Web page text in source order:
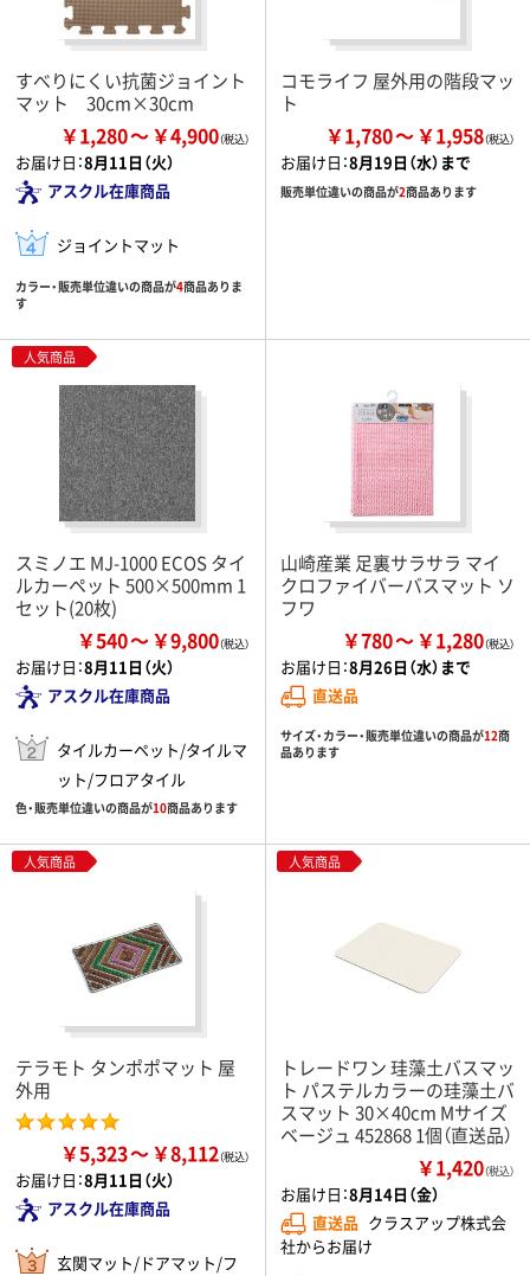
すべりにくい抗菌ジョイント
マット 30cm×30cm
￥1,280 ￥4,900
お届け日：8月11日（火）
アスクル在庫商品
ジョイントマット
カラー・販売単位違いの商品が4商品ありま
す
コモライフ 屋外用の階段マッ
ト
￥1,780 ￥1,958
お届け日：8月19日（水）まで
販売単位違いの商品が2商品あります
人気商品
スミノエ MJ-1000 ECOS タイ
ルカーペット 500×500mm 1
セット(20枚)
￥540 ￥9,800
お届け日：8月11日（火）
アスクル在庫商品
タイルカーペット/タイルマ
ット/フロアタイル
色・販売単位違いの商品が10商品あります
山崎産業 足裏サラサラ マイ
クロファイバーバスマット ソ
フワ
￥780 ￥1,280
お届け日：8月26日（水）まで
直送品
サイズ・カラー・販売単位違いの商品が12商
品あります
人気商品
テラモト タンポポマット 屋
外用
￥5,323 ￥8,112
お届け日：8月11日（火）
アスクル在庫商品
玄関マット/ドアマット/フ
人気商品
トレードワン 珪藻土バスマッ
ト パステルカラーの珪藻土バ
スマット 30×40cm Mサイズ
ベージュ 452868 1個（直送品）
￥1,420（税込）
お届け日：8月14日（金）
直送品 クラスアップ株式会
社からお届け